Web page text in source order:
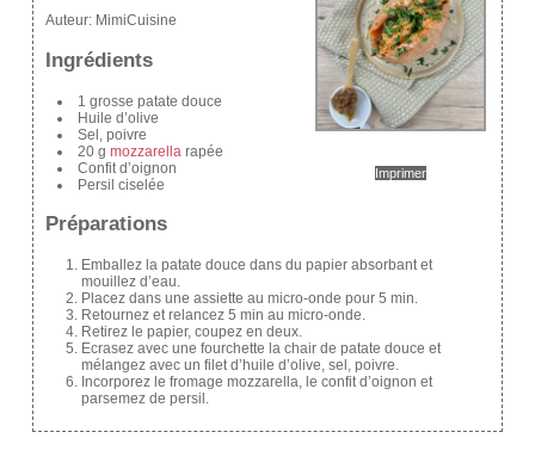
Imprimer
Auteur: MimiCuisine
Ingrédients
1 grosse patate douce
Huile d’olive
Sel, poivre
20 g mozzarella rapée
Confit d’oignon
Persil ciselée
Préparations
Emballez la patate douce dans du papier absorbant et
mouillez d’eau.
Placez dans une assiette au micro-onde pour 5 min.
Retournez et relancez 5 min au micro-onde.
Retirez le papier, coupez en deux.
Ecrasez avec une fourchette la chair de patate douce et
mélangez avec un filet d’huile d’olive, sel, poivre.
Incorporez le fromage mozzarella, le confit d’oignon et
parsemez de persil.